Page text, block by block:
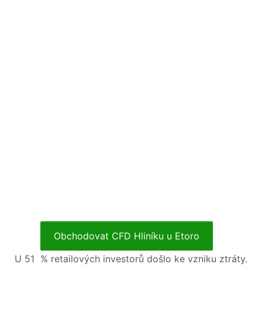
Obchodovat CFD Hliníku u Etoro
U 51 % retailových investorů došlo ke vzniku ztráty.